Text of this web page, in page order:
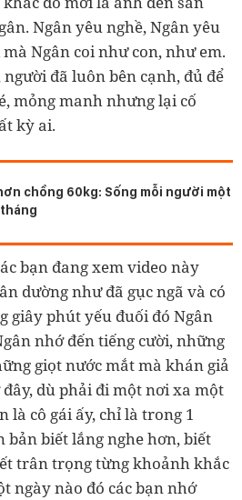
Ngân yêu nghề, Ngân yêu
Ngân coi như con, như em.
đã luôn bên cạnh, đủ để
mỏng manh nhưng lại cố
kỳ ai.
chồng 60kg: Sống mỗi người một
bạn đang xem video này
dường như đã gục ngã và có
giây phút yếu đuối đó Ngân
nhớ đến tiếng cười, những
giọt nước mắt mà khán giả
dù phải đi một nơi xa một
là cô gái ấy, chỉ là trong 1
bản biết lắng nghe hơn, biết
trân trọng từng khoảnh khắc
ngày nào đó các bạn nhớ